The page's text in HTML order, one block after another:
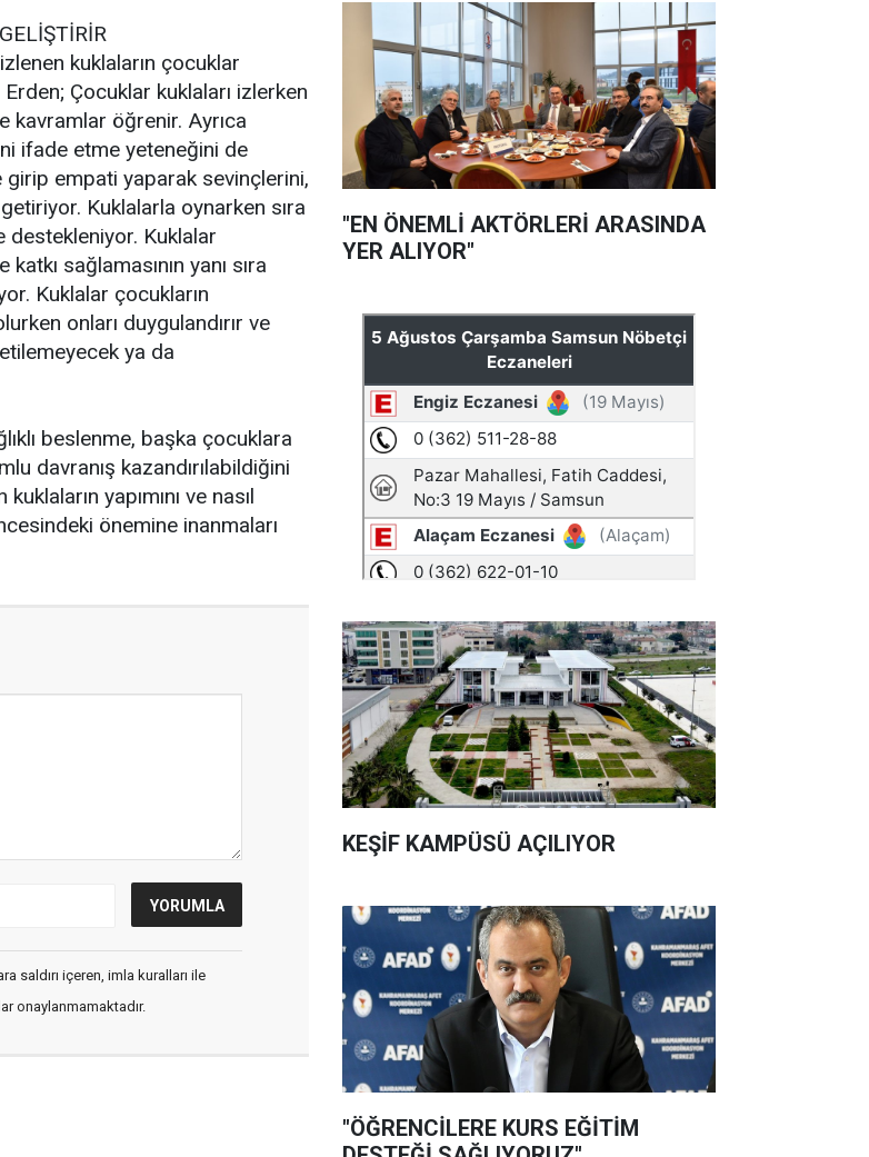
kuklaların çocuklar
Çocuklar kuklaları izlerken
kavramlar öğrenir. Ayrıca
ifade etme yeteneğini de
girip empati yaparak sevinçlerini,
Kuklalarla oynarken sıra
Kuklalar
sağlamasının yanı sıra
Kuklalar çocukların
onları duygulandırır ve
ya da
beslenme, başka çocuklara
davranış kazandırılabildiğini
yapımını ve nasıl
önemine inanmaları
saldırı içeren, imla kuralları ile
onaylanmamaktadır.
"EN ÖNEMLİ AKTÖRLERİ ARASINDA
YER ALIYOR"
KEŞİF KAMPÜSÜ AÇILIYOR
"ÖĞRENCİLERE KURS EĞİTİM